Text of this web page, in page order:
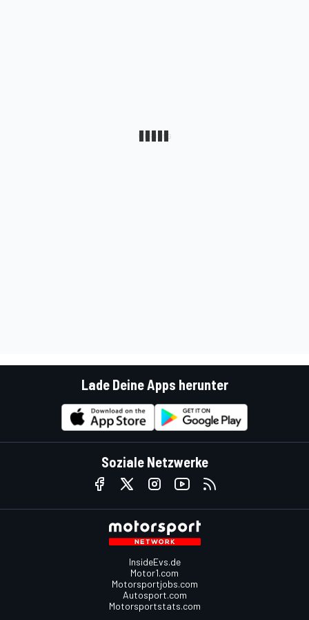
Lade Deine Apps herunter
Soziale Netzwerke
InsideEvs.de
Motor1.com
Motorsportjobs.com
Autosport.com
Motorsportstats.com